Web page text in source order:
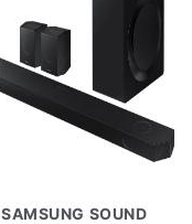
SAMSUNG SOUND